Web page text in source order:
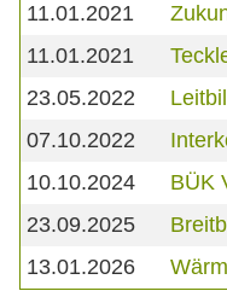
11.01.2021
11.01.2021
23.05.2022
07.10.2022
10.10.2024
BÜK
23.09.2025
13.01.2026